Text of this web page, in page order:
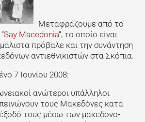
Μεταφράζουμε από το
Say Macedonia“, το οποίο είναι
πρόβαλε και την συνάντηση
αντιεθνικιστών στα Σκόπια.
7 Ιουνίου 2008:
ανώτεροι υπάλληλοι
τους Μακεδόνες κατά
τους μέσω των μακεδονο-